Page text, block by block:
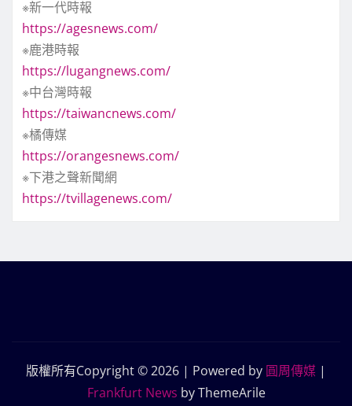
※新一代時報
https://agesnews.com/
※鹿港時報
https://lugangnews.com/
※中台灣時報
https://taiwancnews.com/
※橘傳媒
https://orangesnews.com/
※下港之聲新聞網
https://tvillagenews.com/
版權所有Copyright © 2026 | Powered by 圓周傳媒 |
Frankfurt News by ThemeArile